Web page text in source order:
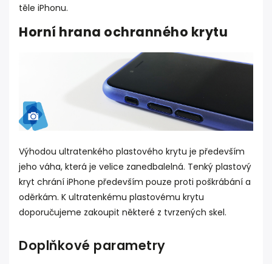
těle iPhonu.
Horní hrana ochranného krytu
Výhodou ultratenkého plastového krytu je především
jeho váha, která je velice zanedbalelná. Tenký plastový
kryt chrání iPhone především pouze proti poškrábání a
oděrkám. K ultratenkému plastovému krytu
doporučujeme zakoupit některé z tvrzených skel.
Doplňkové parametry